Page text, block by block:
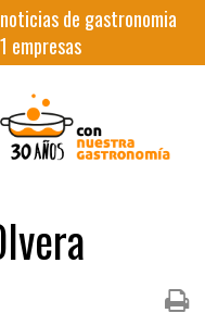
noticias de gastronomia
empresas